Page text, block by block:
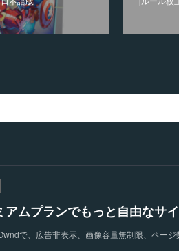
アムプランでもっと自由なサ
で、広告非表示、画像容量無制限、ページ